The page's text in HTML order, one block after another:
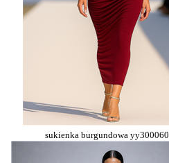
sukienka burgundowa yy300060